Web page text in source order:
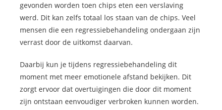
gevonden worden toen chips eten een verslaving
werd. Dit kan zelfs totaal los staan van de chips. Veel
mensen die een regressiebehandeling ondergaan zijn
verrast door de uitkomst daarvan.
Daarbij kun je tijdens regressiebehandeling dit
moment met meer emotionele afstand bekijken. Dit
zorgt ervoor dat overtuigingen die door dit moment
zijn ontstaan eenvoudiger verbroken kunnen worden.